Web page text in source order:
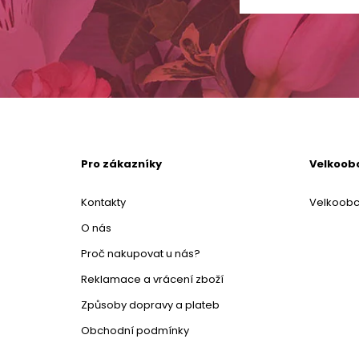
Pro zákazníky
Kontakty
O nás
Proč nakupovat u nás?
Reklamace a vrácení zboží
Způsoby dopravy a plateb
Obchodní podmínky